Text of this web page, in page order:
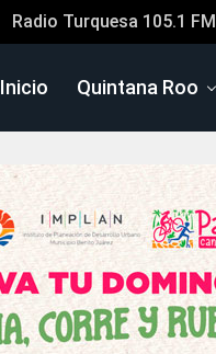
Radio Turquesa 105.1 FM
Inicio Quintana Roo